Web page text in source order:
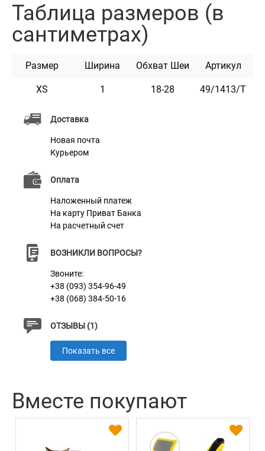
Доставка
Новая почта
Курьером
Оплата
Наложенный платеж
На карту Приват Банка
На расчетный счет
ВОЗНИКЛИ ВОПРОСЫ?
Звоните:
+38 (093) 354-96-49
+38 (068) 384-50-16
ОТЗЫВЫ (1)
Показать все
Ошейник укомплектован пластиковой пряжкой,
которая раскрывается при натяжении.
воды. Он практичен и неприхотлив в уходе.
Доступен в разных расцветках.
Характеристики
Материал
Пряжка
Таблица размеров (в
сантиметрах)
Размер Ширина Обхват Шеи Артикул
XS 1 18-28 49/1413/Т
Вместе покупают